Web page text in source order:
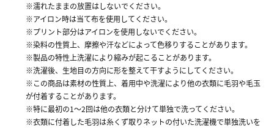
※濡れたままの放置はしないでください。
※アイロン時は当て布を使用してください。
※プリント部分はアイロンを使用しないでください。
※染料の性質上、摩擦や汗などによって色移りすることがあります。
※製品の特性上洗濯により縮みが起こることがあります。
※洗濯後、生地目の方向に形を整えて干すようにしてください。
※この商品は素材の性質上、着用中や洗濯により他の衣類に毛羽や毛玉
が付着することがあります。
※特に最初の1～2回は他の衣類と分けて単独で洗ってください。
※衣類に付着した毛羽は糸くず取りネットの付いた洗濯機で単独洗いを